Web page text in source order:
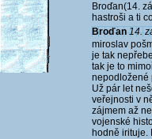
Broďan(14.
hastroši a ti
Broďan 14.
miroslav
je tak
tak je to
nepodložené
Už pár let
veřejnosti v
zájmem až
vojenské
hodně irituje.